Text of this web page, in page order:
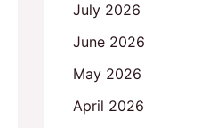
July 2026
June 2026
May 2026
April 2026